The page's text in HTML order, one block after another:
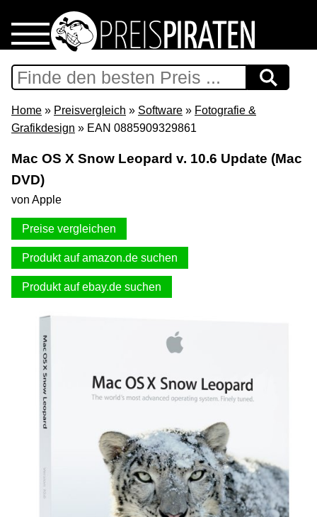
Home
Download
Support & Newsletter
Presse
Datenschutz
Impressum
Home » Preisvergleich » Software » Fotografie &
Grafikdesign » EAN 0885909329861
Mac OS X Snow Leopard v. 10.6 Update (Mac
DVD)
von Apple
Preise vergleichen
Produkt auf amazon.de suchen
Produkt auf ebay.de suchen